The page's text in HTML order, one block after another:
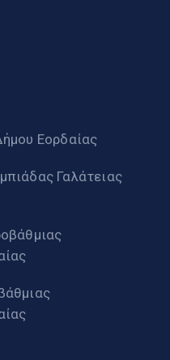
Εορδαίας
Γαλάτειας